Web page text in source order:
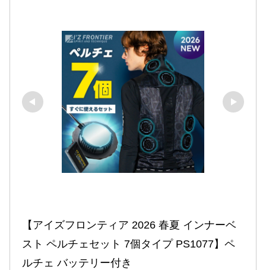
【アイズフロンティア 2026 春夏 インナーベ
スト ペルチェセット 7個タイプ PS1077】ペ
ルチェ バッテリー付き